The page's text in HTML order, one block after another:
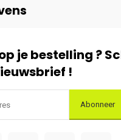
je bestelling ?
!
Abonneer